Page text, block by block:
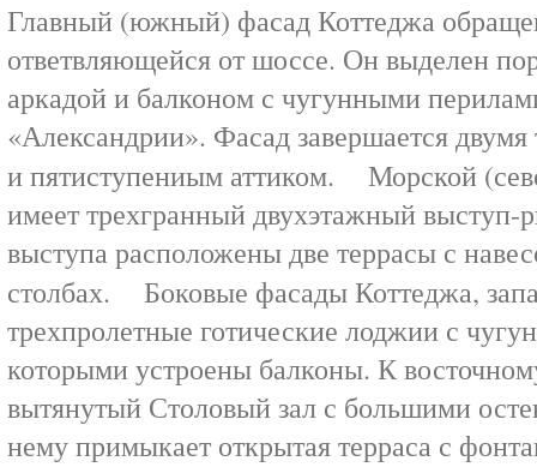
Главный (южный) фасад Коттеджа
ответвляющейся от шоссе. Он выделен
аркадой и балконом с чугунными
«Александрии». Фасад завершается
и пятиступениым аттиком. Морской
имеет трехгранный двухэтажный выступ-
выступа расположены две террасы с
столбах. Боковые фасады Коттеджа,
трехпролетные готические лоджии с
которыми устроены балконы. К
вытянутый Столовый зал с большими
нему примыкает открытая терраса с